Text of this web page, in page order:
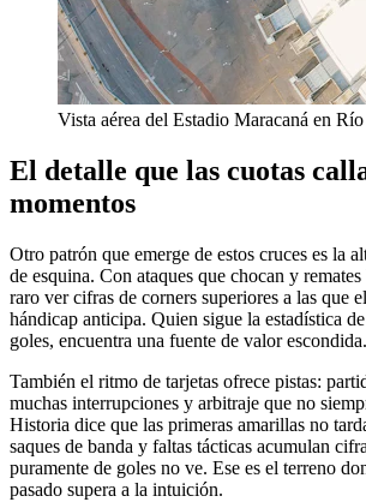
Vista aérea del Estadio Maracaná en
El detalle que las cuotas
momentos
Otro patrón que emerge de estos cruces es la
de esquina. Con ataques que chocan y
raro ver cifras de corners superiores a las que
hándicap anticipa. Quien sigue la estadística
goles, encuentra una fuente de valor escondida.
También el ritmo de tarjetas ofrece pistas:
muchas interrupciones y arbitraje que no
Historia dice que las primeras amarillas no
saques de banda y faltas tácticas acumulan
puramente de goles no ve. Ese es el terreno
pasado supera a la intuición.